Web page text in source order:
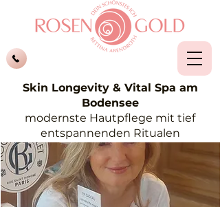
Skin Longevity & Vital Spa am
Bodensee
modernste Hautpflege mit tief
entspannenden Ritualen